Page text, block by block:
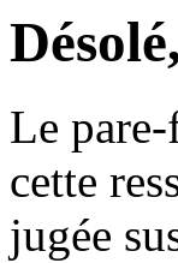
Le
cette
jugée